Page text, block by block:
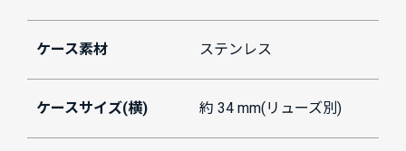
ケース素材 ステンレス
ケースサイズ(横) 約 34 mm(リューズ別)